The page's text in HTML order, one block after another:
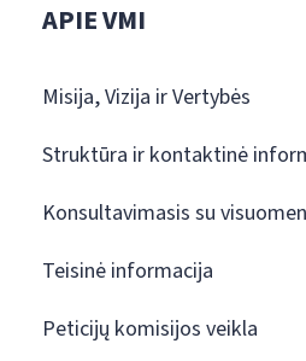
APIE VMI
Misija, Vizija ir Vertybės
Struktūra ir kontaktinė
Konsultavimasis su
Teisinė informacija
Peticijų komisijos veikla